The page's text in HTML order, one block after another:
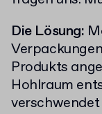
Die Lösung:
Produkts
Hohlraum